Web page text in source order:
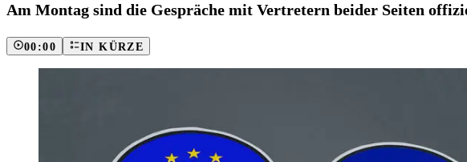
Am Montag sind die Gespräche mit Vertretern beider Seiten
00:00 IN KÜRZE